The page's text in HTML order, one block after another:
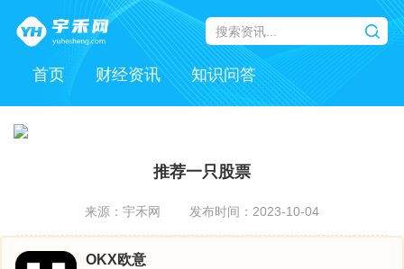
首页 财经资讯 知识问答
推荐一只股票
来源：宇禾网 发布时间：2023-10-04
OKX欧意